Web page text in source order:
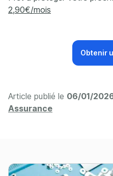
2,90€/mois
Obtenir
Article publié le 06/01/
Assurance